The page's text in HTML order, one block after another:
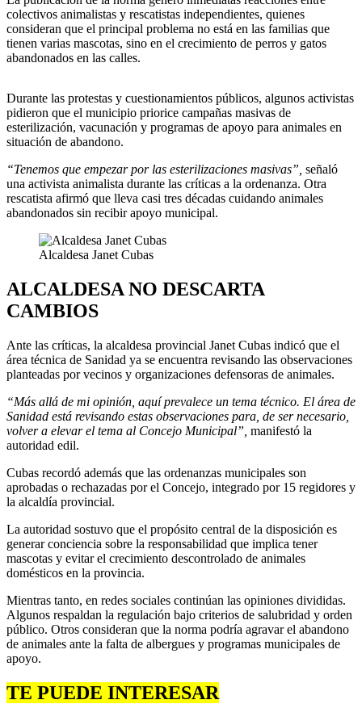
colectivos animalistas y rescatistas independientes, quienes
consideran que el principal problema no está en las familias que
tienen varias mascotas, sino en el crecimiento de perros y gatos
abandonados en las calles.
Durante las protestas y cuestionamientos públicos, algunos activistas
pidieron que el municipio priorice campañas masivas de
esterilización, vacunación y programas de apoyo para animales en
situación de abandono.
“Tenemos que empezar por las esterilizaciones masivas”, señaló
una activista animalista durante las críticas a la ordenanza. Otra
rescatista afirmó que lleva casi tres décadas cuidando animales
abandonados sin recibir apoyo municipal.
Alcaldesa Janet Cubas
ALCALDESA NO DESCARTA
CAMBIOS
Ante las críticas, la alcaldesa provincial Janet Cubas indicó que el
área técnica de Sanidad ya se encuentra revisando las observaciones
planteadas por vecinos y organizaciones defensoras de animales.
“Más allá de mi opinión, aquí prevalece un tema técnico. El área de
Sanidad está revisando estas observaciones para, de ser necesario,
volver a elevar el tema al Concejo Municipal”, manifestó la
autoridad edil.
Cubas recordó además que las ordenanzas municipales son
aprobadas o rechazadas por el Concejo, integrado por 15 regidores y
la alcaldía provincial.
La autoridad sostuvo que el propósito central de la disposición es
generar conciencia sobre la responsabilidad que implica tener
mascotas y evitar el crecimiento descontrolado de animales
domésticos en la provincia.
Mientras tanto, en redes sociales continúan las opiniones divididas.
Algunos respaldan la regulación bajo criterios de salubridad y orden
público. Otros consideran que la norma podría agravar el abandono
de animales ante la falta de albergues y programas municipales de
apoyo.
TE PUEDE INTERESAR